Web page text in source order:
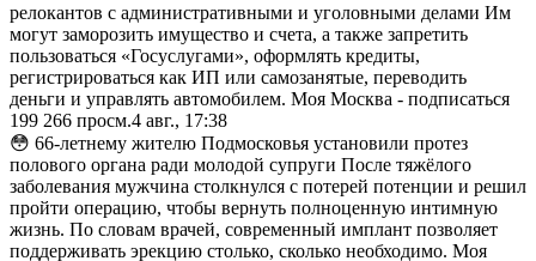
релокантов с административными и уголовными делами Им
могут заморозить имущество и счета, а также запретить
пользоваться «Госуслугами», оформлять кредиты,
регистрироваться как ИП или самозанятые, переводить
деньги и управлять автомобилем. Моя Москва - подписаться
199 266 просм.4 авг., 17:38
😳 66-летнему жителю Подмосковья установили протез
полового органа ради молодой супруги После тяжёлого
заболевания мужчина столкнулся с потерей потенции и решил
пройти операцию, чтобы вернуть полноценную интимную
жизнь. По словам врачей, современный имплант позволяет
поддерживать эрекцию столько, сколько необходимо. Моя